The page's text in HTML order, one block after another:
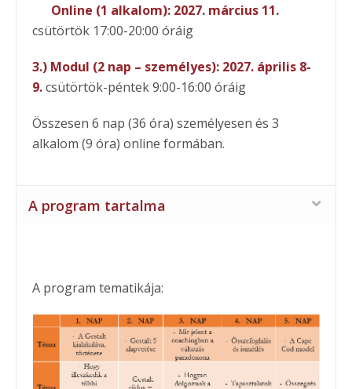
Online (1 alkalom): 2027. március 11.
csütörtök 17:00-20:00 óráig
3.) Modul (2 nap – személyes): 2027. április 8-
9.csütörtök-péntek 9:00-16:00 óráig
Összesen 6 nap (36 óra) személyesen és 3
alkalom (9 óra) online formában.
A program tartalma
A program tematikája: